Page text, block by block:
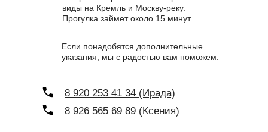
8 920 253 41 34 (Ирада)
8 926 565 69 89 (Ксения)
виды на Кремль и Москву-реку.
Прогулка займет около 15 минут.
Если понадобятся дополнительные
указания, мы с радостью вам поможем.